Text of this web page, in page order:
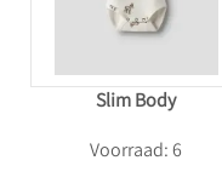
Slim Body
Voorraad: 6